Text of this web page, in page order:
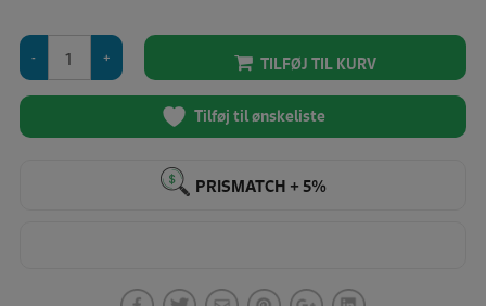
1000
M
-
TILFØJ TIL KURV
Tilføj til ønskeliste
PRISMATCH + 5%